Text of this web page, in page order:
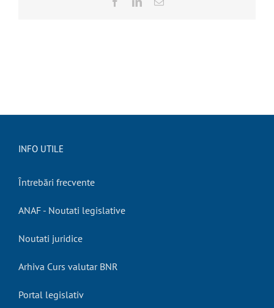
INFO UTILE
Întrebări frecvente
ANAF - Noutati legislative
Noutati juridice
Arhiva Curs valutar BNR
Portal legislativ